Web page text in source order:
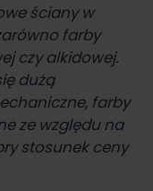
ściany w
farby
czy alkidowej.
dużą
farby
ze względu na
stosunek ceny